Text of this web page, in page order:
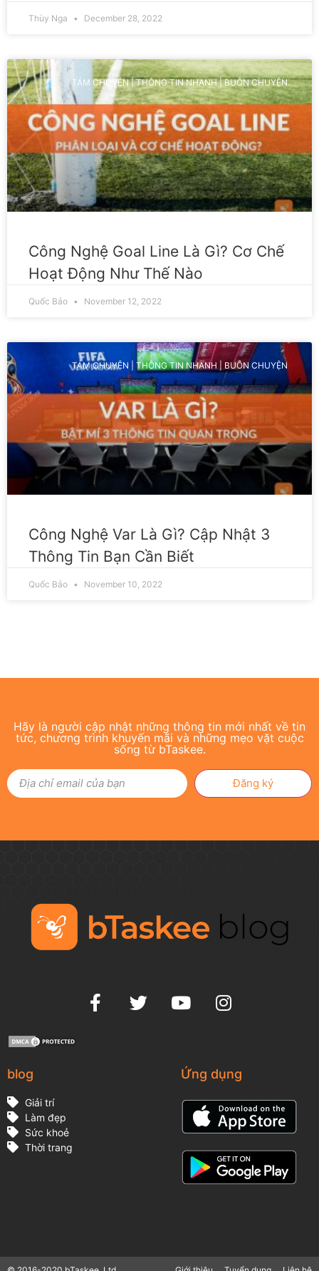
Thùy Nga December 28, 2022
TÁM CHUYỆN | THÔNG TIN NHANH | BUÔN CHUYỆN
Công Nghệ Goal Line Là Gì? Cơ Chế
Hoạt Động Như Thế Nào
Quốc Bảo November 12, 2022
TÁM CHUYỆN | THÔNG TIN NHANH | BUÔN CHUYỆN
Công Nghệ Var Là Gì? Cập Nhật 3
Thông Tin Bạn Cần Biết
Quốc Bảo November 10, 2022
Hãy là người cập nhật những thông tin mới nhất về tin
tức, chương trình khuyến mãi và những mẹo vặt cuộc
sống từ bTaskee.
Đăng ký
blog
Giải trí
Làm đẹp
Sức khoẻ
Thời trang
Ứng dụng